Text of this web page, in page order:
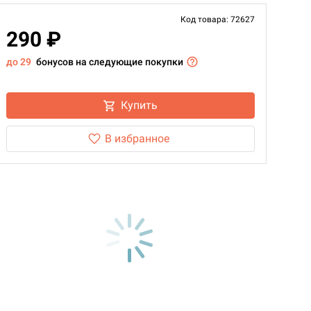
Код товара: 72627
290 ₽
до 29 бонусов на следующие покупки
Купить
В избранное